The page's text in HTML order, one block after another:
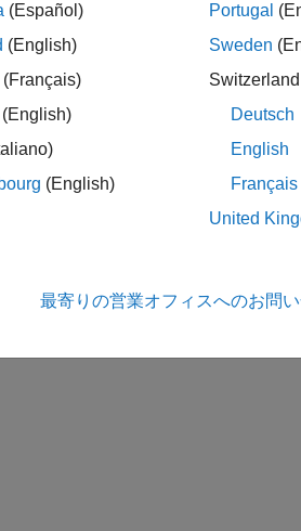
本設定値を
に設定するには、
ン履歴
(Español)
(English)
(Français)
(English)
(English)
Portugal
Sweden
Switzerland
Deutsch
English
Français
United
最寄りの営業オフィスへのお問